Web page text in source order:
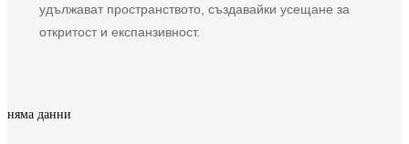
удължават пространството, създавайки усещане за
откритост и експанзивност.
няма данни